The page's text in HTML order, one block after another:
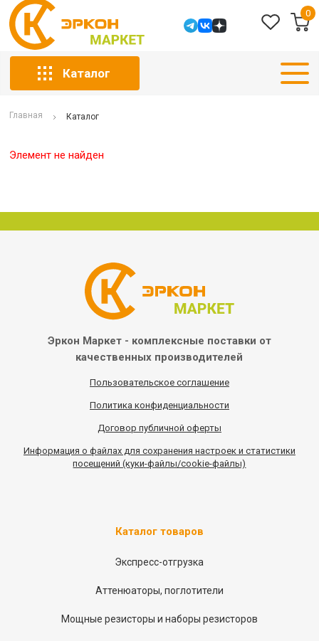
0
Каталог
Главная Каталог
Элемент не найден
Эркон Маркет - комплексные поставки от
качественных производителей
Пользовательское соглашение
Политика конфиденциальности
Договор публичной оферты
Информация о файлах для сохранения настроек и статистики
посещений (куки-файлы/cookie-файлы)
Каталог товаров
Экспресс-отгрузка
Аттенюаторы, поглотители
Мощные резисторы и наборы резисторов